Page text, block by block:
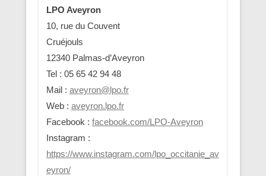
LPO Aveyron
10, rue du Couvent
Cruéjouls
12340 Palmas-d’Aveyron
Tel : 05 65 42 94 48
Mail : aveyron@lpo.fr
Web : aveyron.lpo.fr
Facebook : facebook.com/LPO-Aveyron
Instagram :
https://www.instagram.com/lpo_occitanie_av
eyron/